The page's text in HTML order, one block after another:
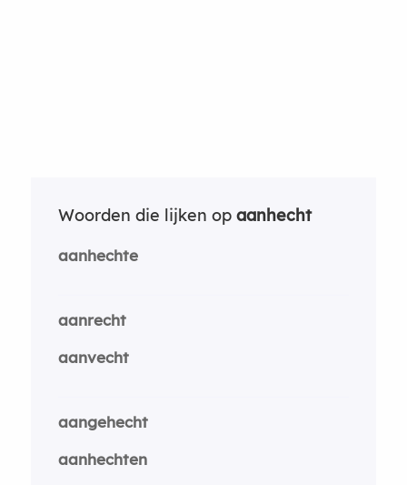
Woorden die lijken op aanhecht
aanhechte
aanrecht
aanvecht
aangehecht
aanhechten